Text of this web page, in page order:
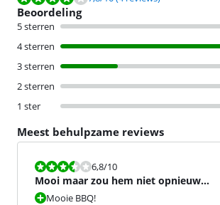
Beoordeling
5 sterren
4 sterren
3 sterren
2 sterren
1 ster
Meest behulpzame reviews
Beoordeling is 6,8 van de 10.
6,8/10
Mooi maar zou hem niet opnieuw
aankopen.
Mooie BBQ!